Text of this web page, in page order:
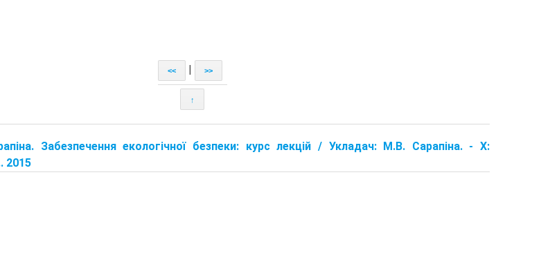
<< >>
↑
Забезпечення екологічної безпеки: курс лекцій / Укладач: М.В. Сарапіна. - Х:
2015